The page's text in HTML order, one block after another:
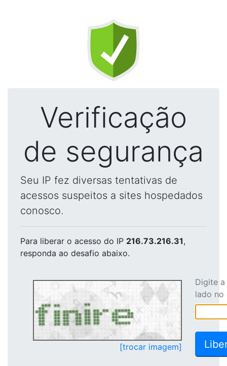
Verificação
de segurança
Seu IP fez diversas tentativas de
acessos suspeitos a sites hospedados
conosco.
Para liberar o acesso do IP 216.73.216.31,
responda ao desafio abaixo.
[trocar imagem]
Digite
lado no